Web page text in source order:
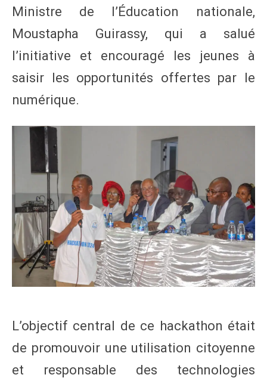
Ministre de l’Éducation nationale,
Moustapha Guirassy, qui a salué
l’initiative et encouragé les jeunes à
saisir les opportunités offertes par le
numérique.
L’objectif central de ce hackathon était
de promouvoir une utilisation citoyenne
et responsable des technologies